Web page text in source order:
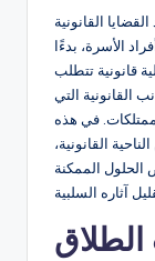
القانونية
الأسرة، بدءًا
قانونية تتطلب
القانونية التي
في هذه
القانونية،
الحلول الممكنة